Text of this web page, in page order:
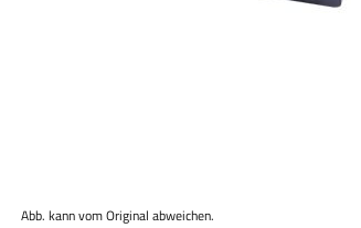
Abb. kann vom Original abweichen.